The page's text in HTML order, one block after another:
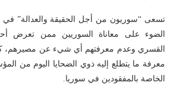
تسعى “سوريون من أجل الحقيقة والعدالة” في
الضوء على معاناة السوريين ممن تعرض
القسري وعدم معرفتهم أي شيء عن مصيرهم،
معرفة ما يتطلع إليه ذوي الضحايا اليوم من
الخاصة بالمفقودين في سوريا.